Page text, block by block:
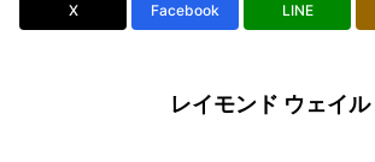
X Facebook LINE
レイモンド ウェイル